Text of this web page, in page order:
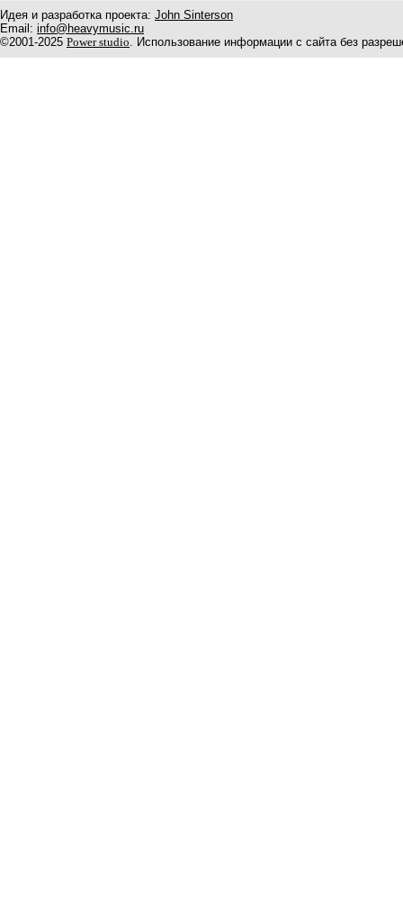
Идея и разработка проекта: John Sinterson
Email: info@heavymusic.ru
©2001-2025 Power studio. Использование информации с сайта без